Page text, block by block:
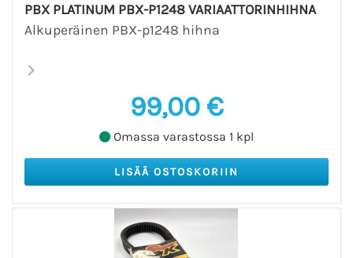
PBX PLATINUM PBX-P1248 VARIAATTORINHIHNA
Alkuperäinen PBX-p1248 hihna
99,00 €
Omassa varastossa 1 kpl